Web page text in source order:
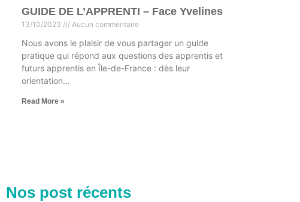
GUIDE DE L’APPRENTI – Face Yvelines
13/10/2023 Aucun commentaire
Nous avons le plaisir de vous partager un guide
pratique qui répond aux questions des apprentis et
futurs apprentis en Île-de-France : dès leur
orientation…
Read More »
Nos post récents